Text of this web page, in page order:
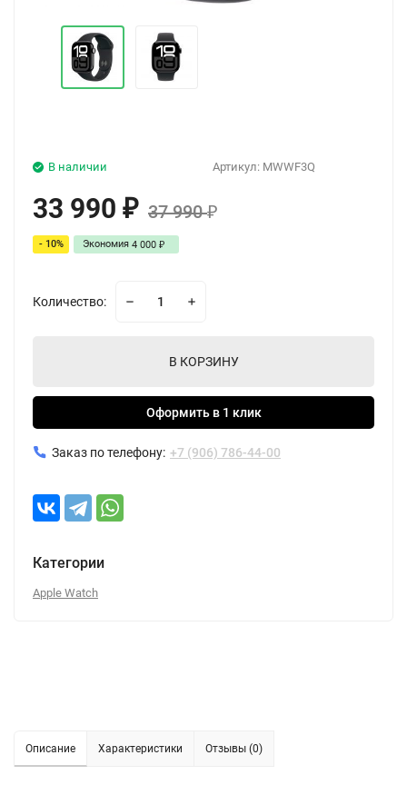
Артикул: MWWF3Q
В наличии
33 990 ₽ 37 990₽
- 10% Экономия 4 000 ₽
Количество:
В КОРЗИНУ
Оформить в 1 клик
Заказ по телефону: +7 (906) 786-44-00
Категории
Apple Watch
Описание Характеристики Отзывы (0)